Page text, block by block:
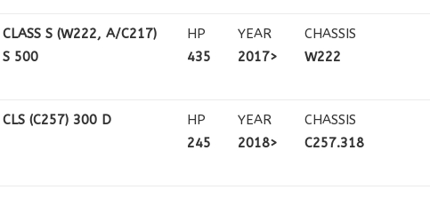
CLASS S (W222, A/C217)
S 500
HP
435
YEAR
2017>
CHASSIS
W222
CLS (C257) 300 D
HP
245
YEAR
2018>
CHASSIS
C257.318